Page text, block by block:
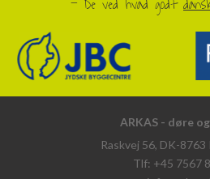
- De ved hvad godt
ARKAS - døre
Raskvej 56, DK-8763
Tlf: +45 7567